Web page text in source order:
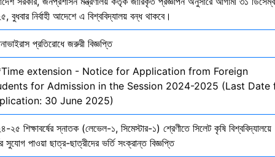
বুধবার নির্বাহী আদেশে এ বিশ্ববিদ্যালয় বন্ধ থাকবে।
প্রতিরোধে জরুরী বিজ্ঞপ্তি
extension - Notice for Application from Foreign
for Admission in the Session 2024-2025 (Last Date
30 June 2025)
২৫ শিক্ষাবর্ষের স্নাতক (লেভেল-১, সিমেস্টার-১) শ্রেণীতে সিলেট কৃষি বিশ্ববিদ্যালয়ে
সুযোগ পাওয়া ছাত্র-ছাত্রীদের ভর্তি সংক্রান্ত বিজ্ঞপ্তি